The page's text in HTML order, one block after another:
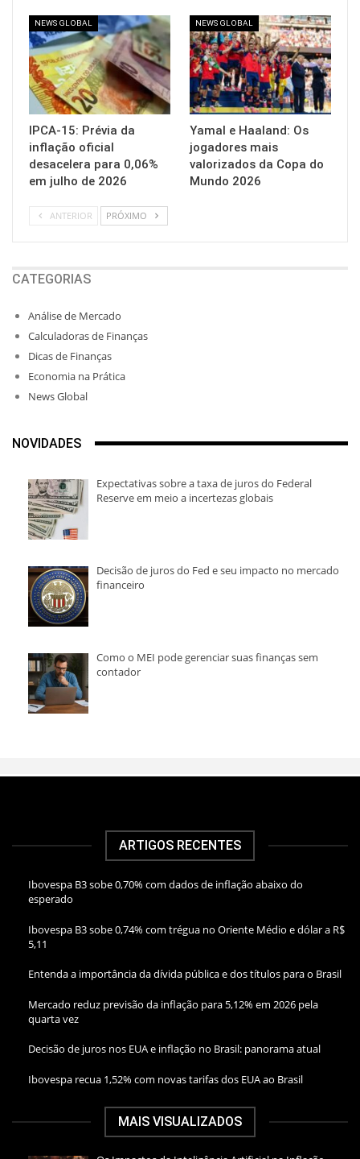
NEWS GLOBAL
IPCA-15: Prévia da
inflação oficial
desacelera para 0,06%
em julho de 2026
NEWS GLOBAL
Yamal e Haaland: Os
jogadores mais
valorizados da Copa do
Mundo 2026
ANTERIOR PRÓXIMO
CATEGORIAS
Análise de Mercado
Calculadoras de Finanças
Dicas de Finanças
Economia na Prática
News Global
NOVIDADES
Expectativas sobre a taxa de juros do Federal
Reserve em meio a incertezas globais
Decisão de juros do Fed e seu impacto no mercado
financeiro
Como o MEI pode gerenciar suas finanças sem
contador
ARTIGOS RECENTES
Ibovespa B3 sobe 0,70% com dados de inflação abaixo do
esperado
Ibovespa B3 sobe 0,74% com trégua no Oriente Médio e dólar a R$
5,11
Entenda a importância da dívida pública e dos títulos para o Brasil
Mercado reduz previsão da inflação para 5,12% em 2026 pela
quarta vez
Decisão de juros nos EUA e inflação no Brasil: panorama atual
Ibovespa recua 1,52% com novas tarifas dos EUA ao Brasil
MAIS VISUALIZADOS